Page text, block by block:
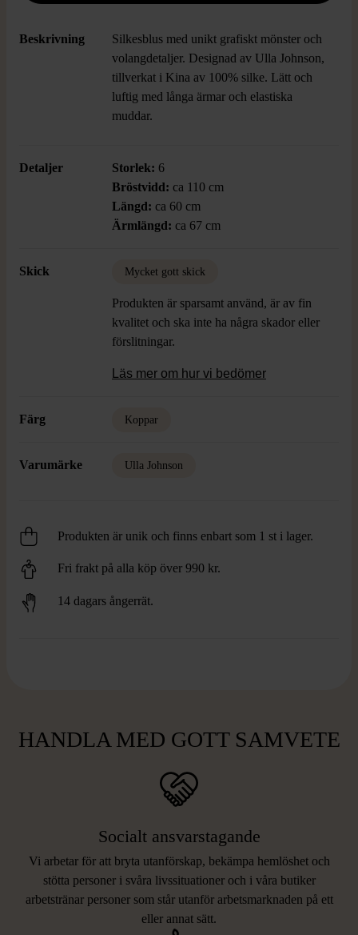
Beskrivning
Silkesblus med unikt grafiskt mönster och
volangdetaljer. Designad av Ulla Johnson,
tillverkat i Kina av 100% silke. Lätt och
luftig med långa ärmar och elastiska
muddar.
Detaljer Storlek: 6
Bröstvidd: ca 110 cm
Längd: ca 60 cm
Ärmlängd: ca 67 cm
Skick Mycket gott skick
Produkten är sparsamt använd, är av fin
kvalitet och ska inte ha några skador eller
förslitningar.
Läs mer om hur vi bedömer
Färg Koppar
Varumärke Ulla Johnson
Produkten är unik och finns enbart som 1 st i lager.
Fri frakt på alla köp över 990 kr.
14 dagars ångerrät.
HANDLA MED GOTT SAMVETE
Socialt ansvarstagande
Vi arbetar för att bryta utanförskap, bekämpa hemlöshet och
stötta personer i svåra livssituationer och i våra butiker
arbetstränar personer som står utanför arbetsmarknaden på ett
eller annat sätt.